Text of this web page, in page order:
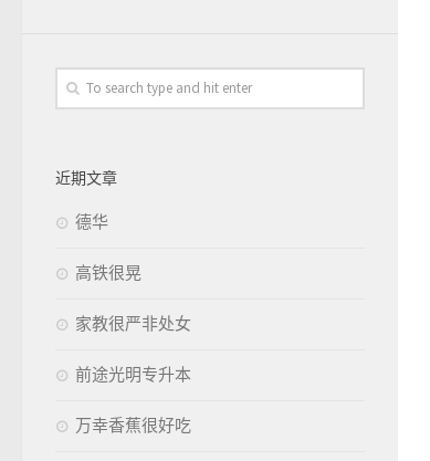
近期文章
德华
高铁很晃
家教很严非处女
前途光明专升本
万幸香蕉很好吃